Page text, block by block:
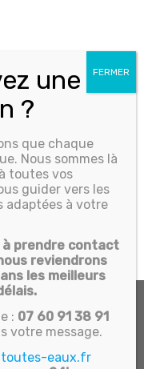
an
réservés -Politique de
-Mentions légales
que chaque
Nous sommes là
toutes vos
guider vers les
adaptées à votre
à prendre contact
reviendrons
les meilleurs
: 07 60 91 38 91
votre message.
eaux.fr